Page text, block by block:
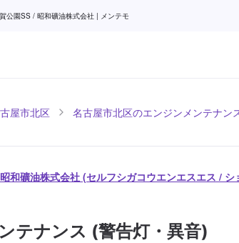
公園SS / 昭和礦油株式会社 | メンテモ
屋市北区 名古屋市北区のエンジンメンテナン
和礦油株式会社 (セルフシガコウエンエスエス /
テナンス (警告灯・異音)